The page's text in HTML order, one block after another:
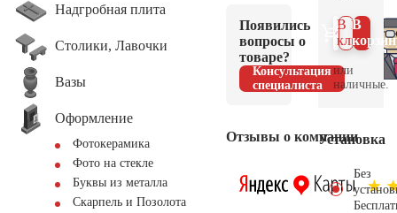
Надгробная плита
Столики, Лавочки
Вазы
Оформление
Фотокерамика
Фото на стекле
Буквы из металла
Скарпель и Позолота
Появились
вопросы о
товаре?
Консультация
специалиста
Отзывы о компании
В
В 1
клик
или
наличные.
Установка
Без